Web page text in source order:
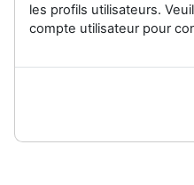
les profils utilisateurs.
compte utilisateur pour